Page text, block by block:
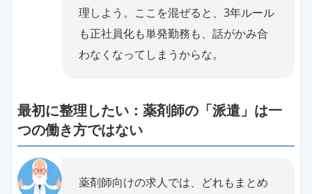
理しよう。ここを混ぜると、3年ルール
も正社員化も単発勤務も、話がかみ合
わなくなってしまうからな。
最初に整理したい：薬剤師の「派遣」は一
つの働き方ではない
薬剤師向けの求人では、どれもまとめ